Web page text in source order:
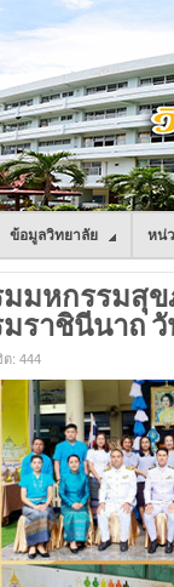
ข้อมูลวิทยาลัย หน่
มหกรรมสุข
ราชินีนาถ วั
ต: 444